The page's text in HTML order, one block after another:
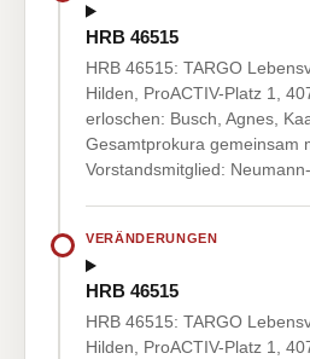
HRB 46515
HRB 46515: TARGO
Hilden, ProACTIV-Platz 1,
erloschen: Busch, Agnes,
Gesamtprokura gemeinsam
Vorstandsmitglied:
VERÄNDERUNGEN
HRB 46515
HRB 46515: TARGO
Hilden, ProACTIV-Platz 1,